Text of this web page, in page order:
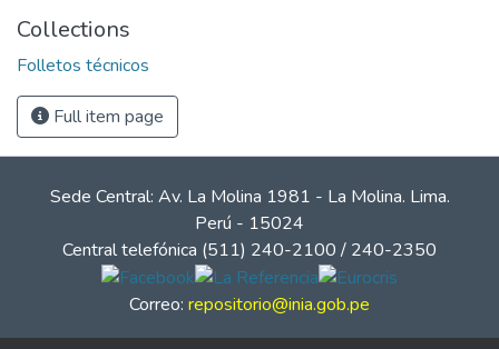
Collections
Folletos técnicos
Full item page
Sede Central: Av. La Molina 1981 - La Molina. Lima.
Perú - 15024
Central telefónica (511) 240-2100 / 240-2350
Correo: repositorio@inia.gob.pe